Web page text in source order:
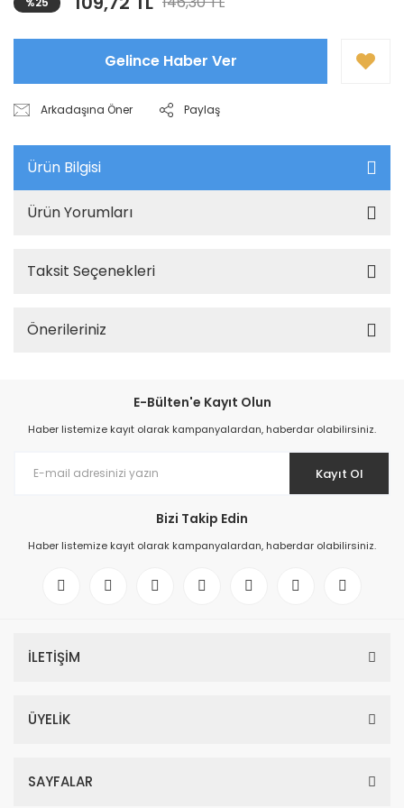
Gelince Haber Ver
Arkadaşına Öner Paylaş
Ürün Bilgisi
Ürün Yorumları
Taksit Seçenekleri
Önerileriniz
E-Bülten'e Kayıt Olun
Haber listemize kayıt olarak kampanyalardan, haberdar olabilirsiniz.
Kayıt Ol
Bizi Takip Edin
Haber listemize kayıt olarak kampanyalardan, haberdar olabilirsiniz.
İLETİŞİM
ÜYELİK
SAYFALAR